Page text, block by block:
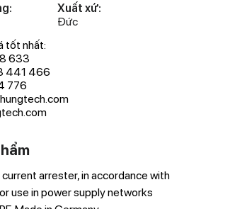
Xuất xứ:
Đức
tốt nhất:
633
441 466
776
arrester, in accordance with
use in power supply networks